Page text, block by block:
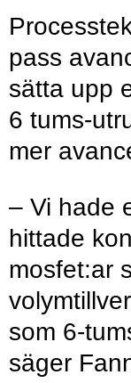
pass
sätta upp
6 tums-
mer
– Vi hade
hittade
mosfet:ar
som 6-
säger